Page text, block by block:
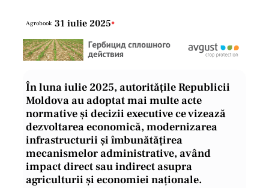
Agrobook 31 iulie 2025•
În luna iulie 2025, autoritățile Republicii
Moldova au adoptat mai multe acte
normative și decizii executive ce vizează
dezvoltarea economică, modernizarea
infrastructurii și îmbunătățirea
mecanismelor administrative, având
impact direct sau indirect asupra
agriculturii și economiei naționale.